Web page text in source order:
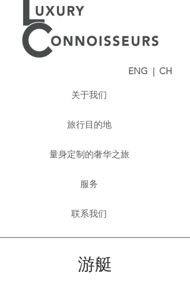
游艇
ENG | CH
关于我们
旅行目的地
量身定制的奢华之旅
服务
联系我们